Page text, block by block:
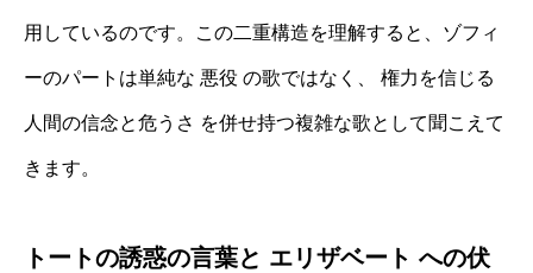
用しているのです。この二重構造を理解すると、ゾフィ
ーのパートは単純な 悪役 の歌ではなく、 権力を信じる
人間の信念と危うさ を併せ持つ複雑な歌として聞こえて
きます。
トートの誘惑の言葉と エリザベート への伏